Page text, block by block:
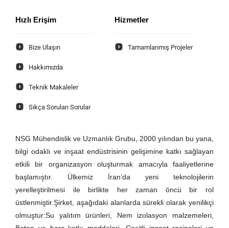
Hızlı Erişim
Bize Ulaşın
Hakkımızda
Teknik Makaleler
Sıkça Sorulan Sorular
Hizmetler
Tamamlanmış Projeler
NSG Mühendislik ve Uzmanlık Grubu, 2000 yılından bu yana,
bilgi odaklı ve inşaat endüstrisinin gelişimine katkı sağlayan
etkili bir organizasyon oluşturmak amacıyla faaliyetlerine
başlamıştır. Ülkemiz İran’da yeni teknolojilerin
yerelleştirilmesi ile birlikte her zaman öncü bir rol
üstlenmiştir.Şirket, aşağıdaki alanlarda sürekli olarak yenilikçi
olmuştur:Su yalıtım ürünleri, Nem izolasyon malzemeleri,